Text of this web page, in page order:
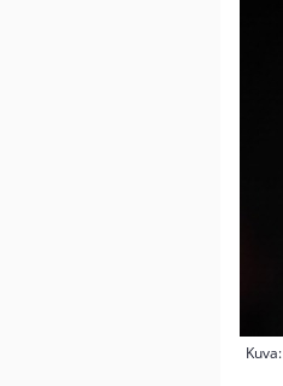
Kuva: